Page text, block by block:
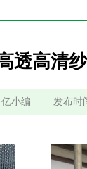
透高清
小编 发布时